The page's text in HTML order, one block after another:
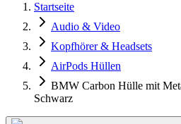
Startseite
Audio & Video
Kopfhörer & Headsets
AirPods Hüllen
BMW Carbon Hülle mit
Schwarz